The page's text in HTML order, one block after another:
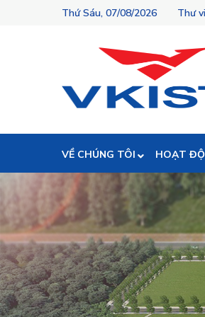
Thứ Sáu, 07/08/2026 Thư
VỀ CHÚNG TÔI HOẠT